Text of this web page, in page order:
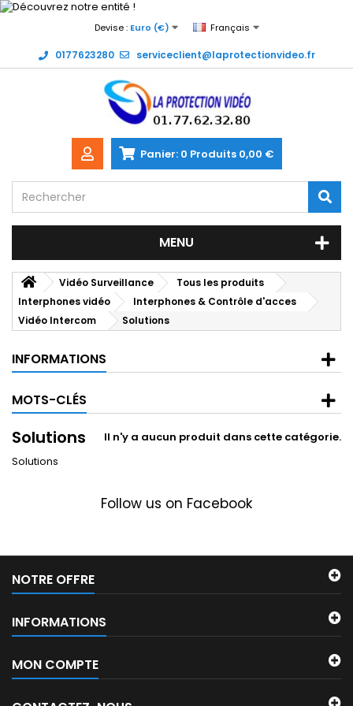
Devise : Euro (€) Français
0177623280 serviceclient@laprotectionvideo.fr
Panier: 0 Produits 0,00 €
MENU
Vidéo Surveillance
Tous les produits
Interphones vidéo
Interphones & Contrôle d'acces
Vidéo Intercom
Solutions
INFORMATIONS
MOTS-CLÉS
Solutions
Il n'y a aucun produit dans cette catégorie.
Solutions
Follow us on Facebook
NOTRE OFFRE
INFORMATIONS
MON COMPTE